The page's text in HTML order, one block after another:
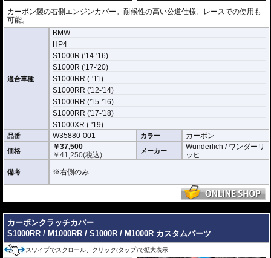
カーボン製の右側エンジンカバー。耐候性の高い公道仕様。レースでの使用も
可能。
適合車種
BMW
HP4
S1000R ('14-'16)
S1000R ('17-'20)
S1000RR (-'11)
S1000RR ('12-'14)
S1000RR ('15-'16)
S1000RR ('17-'18)
S1000XR (-'19)
品番 W35880-001 カラー カーボン
価格
￥37,500
￥41,250(税込) メーカー
Wunderlich / ワンダーリ
ッヒ
備考 ※右側のみ
カーボンクラッチカバー
S1000RR / M1000RR / S1000R / M1000R カスタムパーツ
スワイプでスクロール、クリック(タップ)で拡大表示